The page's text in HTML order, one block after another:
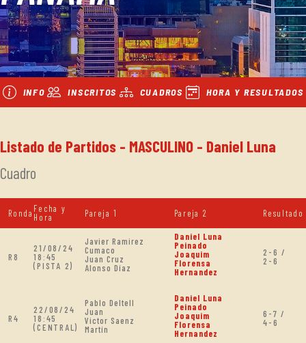
INFO INSCRITOS CUADROS HORA Y RESULTADOS
Listado de Partidos - MASCULINO - Daniel Luna
Cuadro
Ronda Fecha y
Hora
Pareja 1 Pareja 2 Resultado
R8
21/08/24
18:45
(PISTA 2)
Javier Ramirez
Cumaco
Juan Cruz
Alonso Díaz
Daniel Luna
Peinado
Joaquim
Florensa
Hernandez
2-6 /
2-6
R4
22/08/24
18:45
(CENTRAL)
Pablo Deltell
Juan
Victor Saenz
Martín
Daniel Luna
Peinado
Joaquim
Florensa
Hernandez
6-7 /
4-6